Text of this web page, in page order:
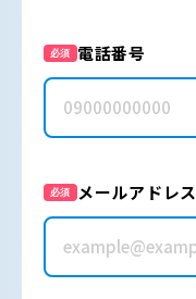
必須 電話番号
必須 メールアドレス